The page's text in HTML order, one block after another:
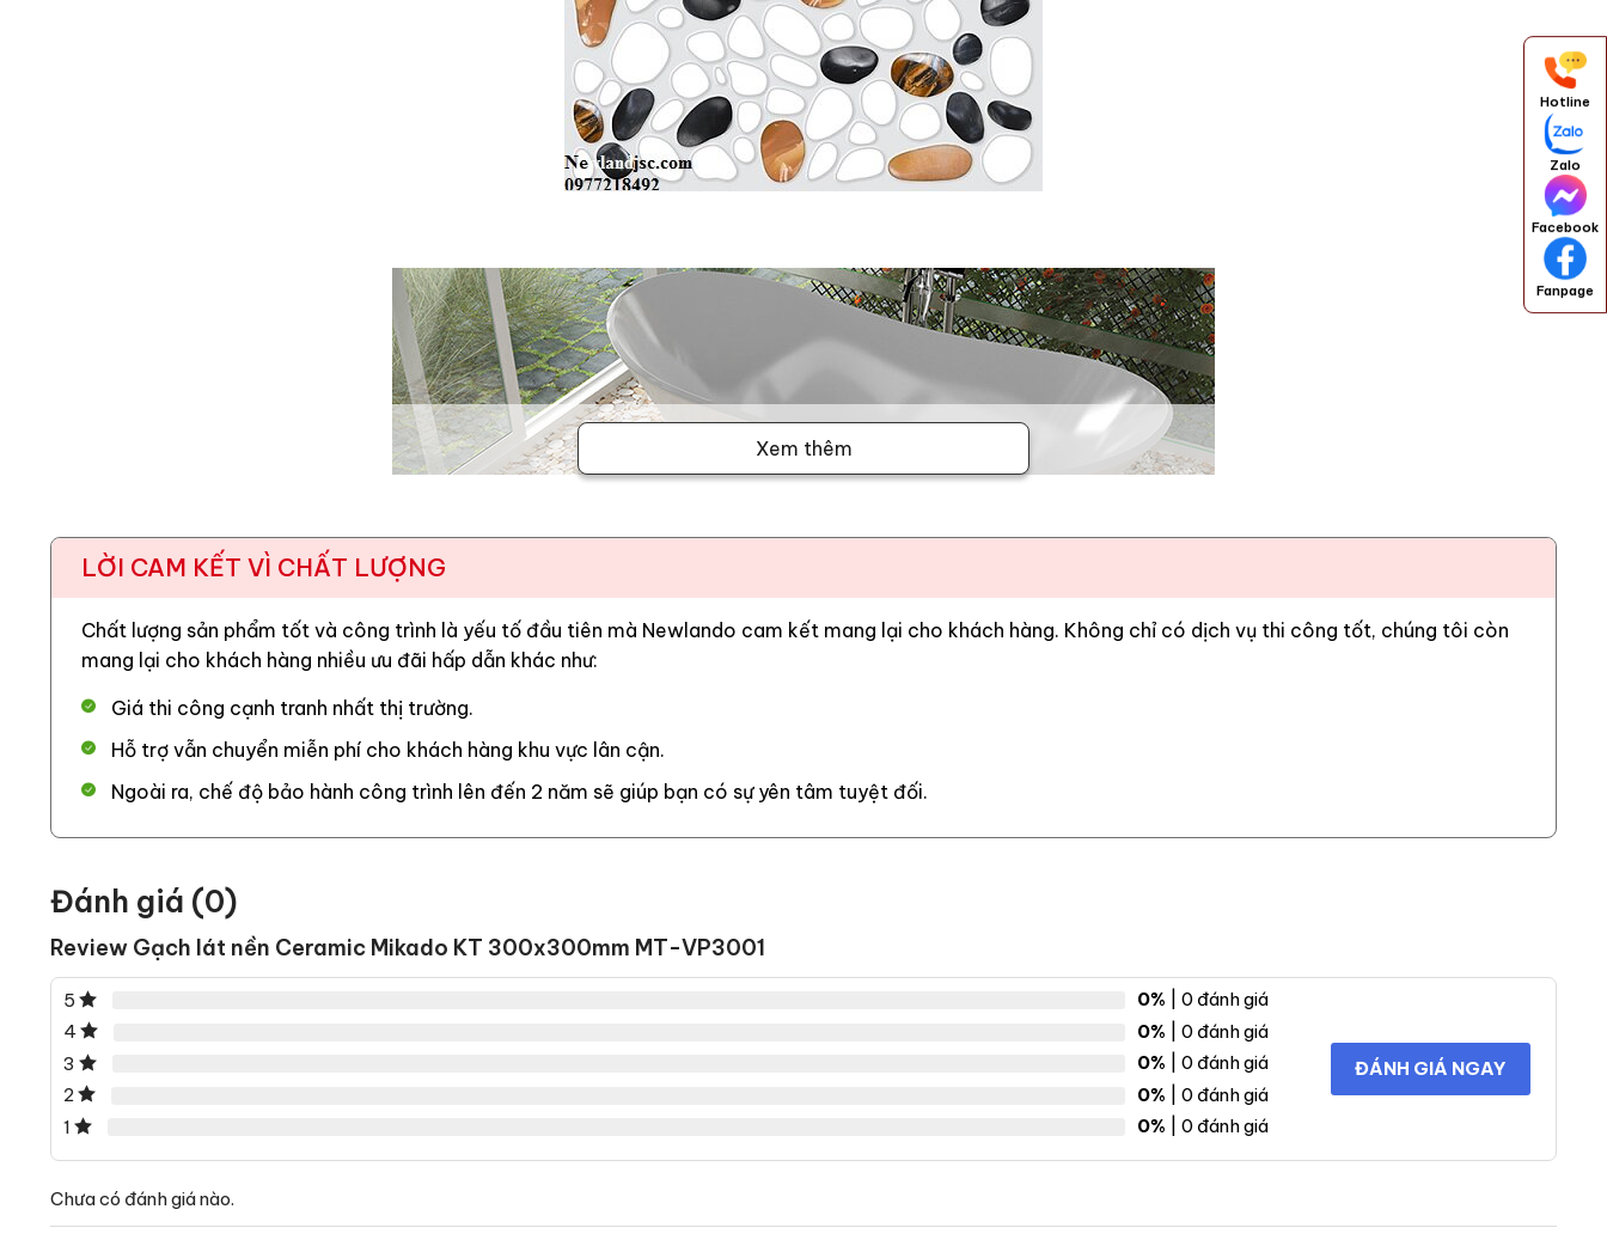
Xem thêm
LỜI CAM KẾT VÌ CHẤT LƯỢNG
Chất lượng sản phẩm tốt và công trình là yếu tố đầu tiên mà Newlando cam kết mang lại cho khách hàng. Không chỉ có dịch vụ thi công tốt, chúng tôi còn
mang lại cho khách hàng nhiều ưu đãi hấp dẫn khác như:
Giá thi công cạnh tranh nhất thị trường.
Hỗ trợ vẫn chuyển miễn phí cho khách hàng khu vực lân cận.
Ngoài ra, chế độ bảo hành công trình lên đến 2 năm sẽ giúp bạn có sự yên tâm tuyệt đối.
Đánh giá (0)
Review Gạch lát nền Ceramic Mikado KT 300x300mm MT-VP3001
5 0% | 0 đánh giá
4
0% | 0 đánh giá
3
0% | 0 đánh giá
2
0% | 0 đánh giá
1
0% | 0 đánh giá
ĐÁNH GIÁ NGAY
Chưa có đánh giá nào.
Hotline
Zalo
Facebook
Fanpage